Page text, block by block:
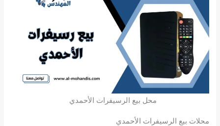
محل بيع الرسيفرات الأحمدي
محلات بيع الرسيفرات الأحمدي